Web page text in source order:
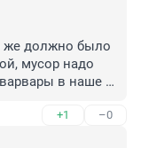
же должно было
мусор надо
варвары в наше
+1 –0